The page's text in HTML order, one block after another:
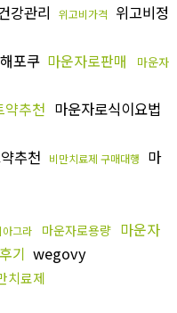
강관리 위고비가격
위고비정
해포쿠 마운자로판매
마운자
약추천 마운자로식이요법
추천 비만치료제 구매대행
마
아그라 마운자로용량 마운자
기 wegovy
치료제